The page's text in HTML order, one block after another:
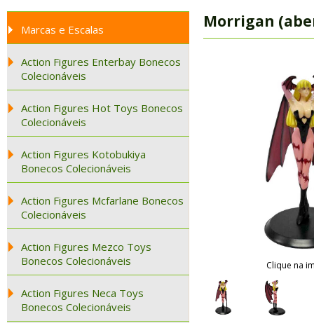
Marcas e Escalas
Action Figures Enterbay Bonecos
Colecionáveis
Action Figures Hot Toys Bonecos
Colecionáveis
Action Figures Kotobukiya
Bonecos Colecionáveis
Action Figures Mcfarlane Bonecos
Colecionáveis
Action Figures Mezco Toys
Bonecos Colecionáveis
Action Figures Neca Toys
Bonecos Colecionáveis
Morrigan
Clique na